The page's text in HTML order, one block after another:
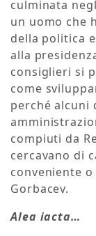
culminata
un uomo che
della politica
alla
consiglieri si
come
perché alcuni
compiuti da
cercavano di
conveniente
Gorbacev.
Alea iacta…